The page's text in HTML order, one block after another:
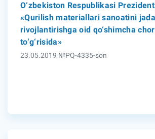
O‘zbekiston Respublikasi
«Qurilish materiallari sanoatini
rivojlantirishga oid qo‘shimcha
to‘g‘risida»
23.05.2019 №PQ-4335-son